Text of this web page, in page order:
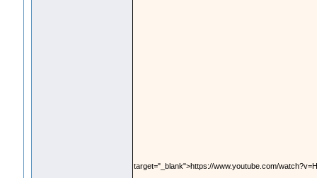
target="_blank">https://www.youtube.com/